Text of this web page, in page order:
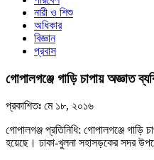
নারী ও শিশু
অধিকার
বিজ্ঞান
প্রবাস
গোপালগঞ্জে গাড়ি চাপায় অজ্ঞাত
প্রকাশিতঃ মে ১৮, ২০১৬
গোপালগঞ্জ প্রতিনিধি: গোপালগঞ্জে
হয়েছে। ঢাকা-খুলনা সহাসড়কের সদর